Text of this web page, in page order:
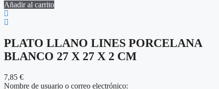
Añadir al carrito
PLATO LLANO LINES PORCELANA
BLANCO 27 X 27 X 2 CM
7,85 €
Nombre de usuario o correo electrónico: